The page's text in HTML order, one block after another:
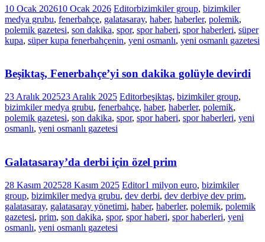
10 Ocak 202610 Ocak 2026 Editorbizimkiler group, bizimkiler
medya grubu, fenerbahçe, galatasaray, haber, haberler, polemik,
polemik gazetesi, son dakika, spor, spor haberi, spor haberleri, süper
kupa, süper kupa fenerbahçenin, yeni osmanlı, yeni osmanlı gazetesi
Beşiktaş, Fenerbahçe’yi son dakika golüyle devirdi
23 Aralık 202523 Aralık 2025 Editorbeşiktaş, bizimkiler group,
bizimkiler medya grubu, fenerbahçe, haber, haberler, polemik,
polemik gazetesi, son dakika, spor, spor haberi, spor haberleri, yeni
osmanlı, yeni osmanlı gazetesi
Galatasaray’da derbi için özel prim
28 Kasım 202528 Kasım 2025 Editor1 milyon euro, bizimkiler
group, bizimkiler medya grubu, dev derbi, dev derbiye dev prim,
galatasaray, galatasaray yönetimi, haber, haberler, polemik, polemik
gazetesi, prim, son dakika, spor, spor haberi, spor haberleri, yeni
osmanlı, yeni osmanlı gazetesi